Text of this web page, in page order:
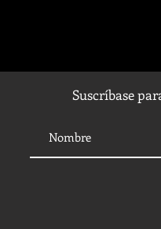
Suscríbase